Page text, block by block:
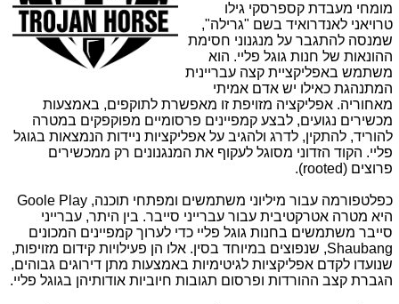
מומחי מעבדת קספרסקי גילו
טרויאני לאנדרואיד בשם "גרילה",
שמנסה להתגבר על מנגנוני חסימת
ההונאות של חנות גוגל פליי. הוא
משתמש באפליקציית קצה עבריינית
המתנהגת כאילו יש אדם אמיתי
מאחוריה. אפליקציה מזויפת זו מאפשרת לתוקפים, באמצעות
מכשירים נגועים, לבצע קמפיינים פרסומיים מפוקפקים במטרה
להוריד, להתקין, לדרג ולהגיב על אפליקציות ניידות הנמצאות בגוגל
פליי. הקוד הזדוני מסוגל לעקוף את המנגנונים רק ממכשירים
פרוצים (rooted
).
כפלטפורמה עבור מיליוני משתמשים ומפתחי תוכנה, Goole Play
היא מטרה אטרקטיבית עבור עברייני סייבר. בין היתר, עברייני
סייבר משתמשים בחנות גוגל פליי כדי לערוך קמפיינים המכונים
Shaubang, שנפוצים במיוחד בסין. אלו הן פעילויות קידום מזויפות,
שנועדו לקדם אפליקציות לגיטימיות באמצעות מתן דירוגים גבוהים,
הגברת קצב ההורדות ופרסום תגובות חיוביות אודותיהן בגוגל פליי.